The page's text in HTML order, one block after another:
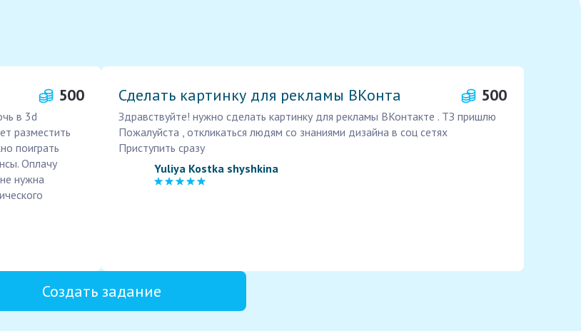
500
в 3d
разместить
поиграть
Оплачу
нужна
Сделать картинку для рекламы ВКонта 500
Здравствуйте! нужно сделать картинку для рекламы ВКонтакте . ТЗ пришлю
Пожалуйста , откликаться людям со знаниями дизайна в соц сетях
Приступить сразу
Yuliya Kostka shyshkina
Создать задание